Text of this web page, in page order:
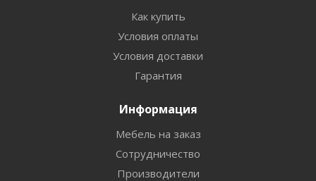
Как купить
Условия оплаты
Условия доставки
Гарантия
Информация
Мебель на заказ
Сотрудничество
Производители